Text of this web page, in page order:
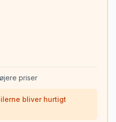
priser
bliver hurtigt